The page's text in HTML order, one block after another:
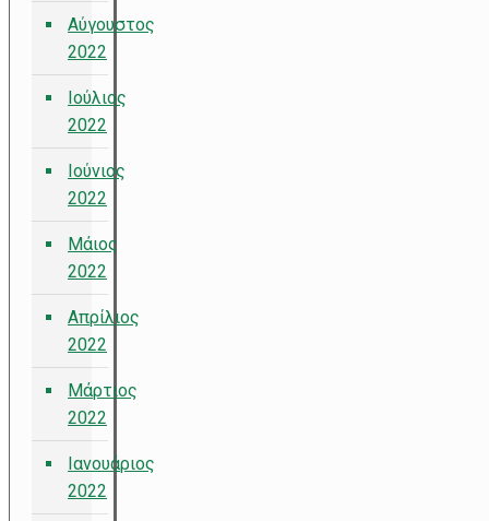
Αύγουστος
2022
Ιούλιος
2022
Ιούνιος
2022
Μάιος
2022
Απρίλιος
2022
Μάρτιος
2022
Ιανουάριος
2022